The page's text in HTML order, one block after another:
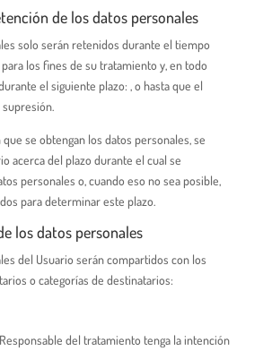
de los datos personales
solo serán retenidos durante el tiempo
los fines de su tratamiento y, en todo
el siguiente plazo: , o hasta que el
se obtengan los datos personales, se
acerca del plazo durante el cual se
personales o, cuando eso no sea posible,
para determinar este plazo.
los datos personales
del Usuario serán compartidos con los
o categorías de destinatarios:
del tratamiento tenga la intención